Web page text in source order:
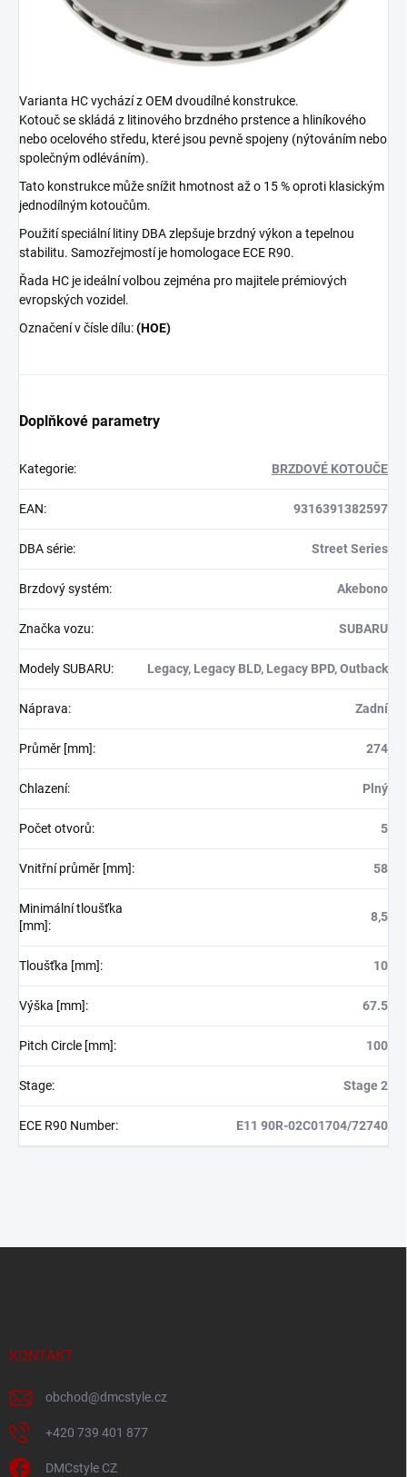
Varianta HC vychází z OEM dvoudílné konstrukce.
Kotouč se skládá z litinového brzdného prstence a hliníkového
nebo ocelového středu, které jsou pevně spojeny (nýtováním nebo
společným odléváním).
Tato konstrukce může snížit hmotnost až o 15 % oproti klasickým
jednodílným kotoučům.
Použití speciální litiny DBA zlepšuje brzdný výkon a tepelnou
stabilitu. Samozřejmostí je homologace ECE R90.
Řada HC je ideální volbou zejména pro majitele prémiových
evropských vozidel.
Označení v čísle dílu:(HOE)
Doplňkové parametry
Kategorie: BRZDOVÉ KOTOUČE
EAN: 9316391382597
DBA série: Street Series
Brzdový systém: Akebono
Značka vozu: SUBARU
Modely SUBARU: Legacy, Legacy BLD, Legacy BPD, Outback
Náprava: Zadní
Průměr [mm]: 274
Chlazení: Plný
Počet otvorů: 5
Vnitřní průměr [mm]: 58
Minimální tloušťka
[mm]:
8,5
Tloušťka [mm]: 10
Výška [mm]: 67.5
Pitch Circle [mm]: 100
Stage: Stage 2
ECE R90 Number: E11 90R-02C01704/72740
KONTAKT
obchod@dmcstyle.cz
+420 739 401 877
DMCstyle CZ